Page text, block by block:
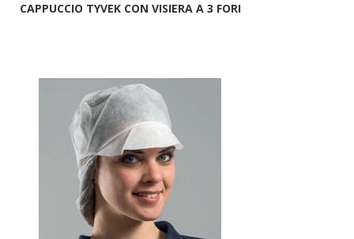
CAPPUCCIO TYVEK CON VISIERA A 3 FORI